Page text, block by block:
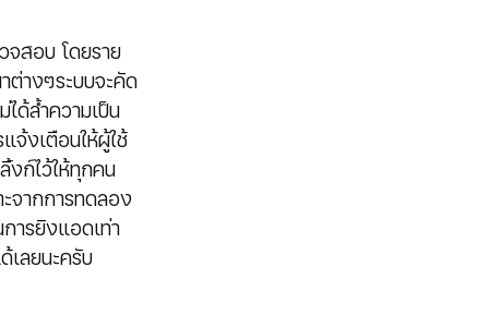
จสอบ โดยราย
ต่างๆระบบจะคัด
ด้ล้ำความเป็น
จ้งเตือนให้ผู้ใช้
งก์ไว้ให้ทุกคน
จากการทดลอง
ารยิงแอดเท่า
เลยนะครับ